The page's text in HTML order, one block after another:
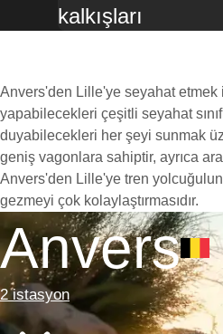
kalkışları
Anvers'den Lille'ye seyahat etmek
yapabilecekleri çeşitli seyahat
duyabilecekleri her şeyi sunmak
geniş vagonlara sahiptir, ayrıca
Anvers'den Lille'ye tren
gezmeyi çok kolaylaştırmasıdır.
Anvers
2 istasyon